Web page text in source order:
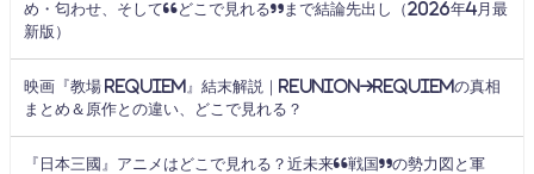
め・匂わせ、そして“どこで見れる”まで結論先出し（2026年4月最
新版）
映画『教場 Requiem』結末解説｜Reunion→Requiemの真相
まとめ＆原作との違い、どこで見れる？
『日本三國』アニメはどこで見れる？近未来“戦国”の勢力図と軍